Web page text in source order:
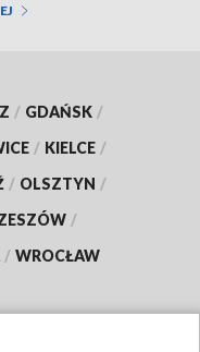
/ GDAŃSK /
/ KIELCE /
/ OLSZTYN /
/
/ WROCŁAW